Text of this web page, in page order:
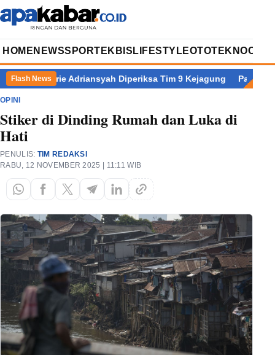
HOME NEWSSPORT EKBIS LIFESTYLEOTOTEKNOOPINI
Flash News
Adriansyah Diperiksa Tim 9 Kejagung Paradoks
OPINI
Stiker di Dinding Rumah dan Luka di
Hati
PENULIS: TIM REDAKSI
RABU, 12 NOVEMBER 2025 | 11:11 WIB